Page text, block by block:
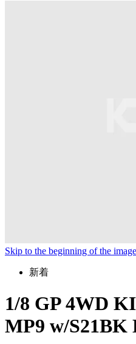
Skip to the beginning of the
新着
1/8 GP 4WD
MP9 w/S21BK